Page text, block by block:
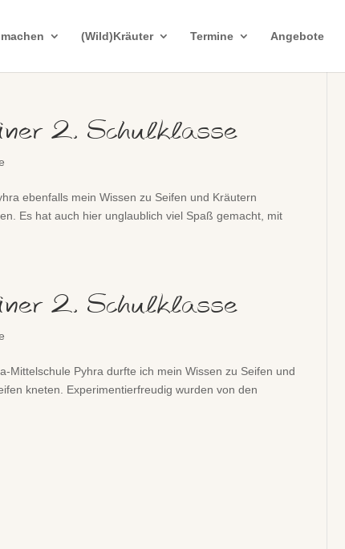
(Wild)Kräuter Termine Angebote
2. Schulklasse
ebenfalls mein Wissen zu Seifen und Kräutern
Es hat auch hier unglaublich viel Spaß gemacht, mit
2. Schulklasse
Mittelschule Pyhra durfte ich mein Wissen zu Seifen und
kneten. Experimentierfreudig wurden von den